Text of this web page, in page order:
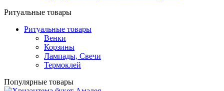
Ритуальные товары
Ритуальные товары
Венки
Корзины
Лампады, Свечи
Термоклей
Популярные товары